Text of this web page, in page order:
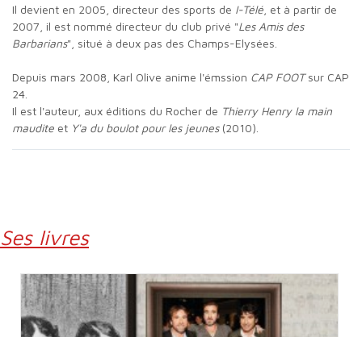
Il devient en 2005, directeur des sports de I-Télé , et à partir de
2007, il est nommé directeur du club privé "Les Amis des
Barbarians", situé à deux pas des Champs-Elysées.
Depuis mars 2008, Karl Olive anime l'émssion CAP FOOTsur CAP
24.
Il est l'auteur, aux éditions du Rocher de Thierry Henry la main
maudite et Y'a du boulot pour les jeunes(2010).
Ses livres